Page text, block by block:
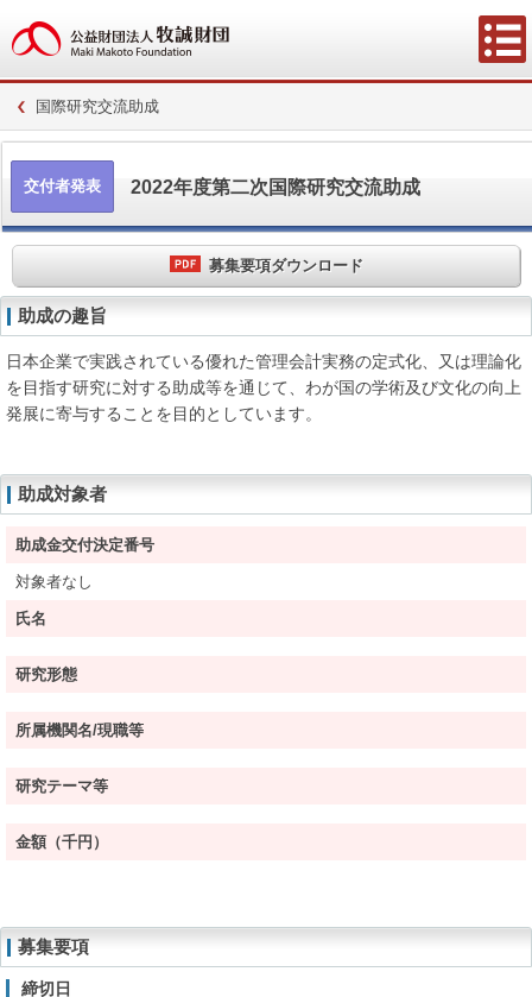
国際研究交流助成
交付者発表 2022年度第二次国際研究交流助成
募集要項ダウンロード
助成の趣旨
日本企業で実践されている優れた管理会計実務の定式化、又は理論化
を目指す研究に対する助成等を通じて、わが国の学術及び文化の向上
発展に寄与することを目的としています。
助成対象者
助成金交付決定番号
対象者なし
氏名
研究形態
所属機関名/現職等
研究テーマ等
金額（千円）
募集要項
締切日